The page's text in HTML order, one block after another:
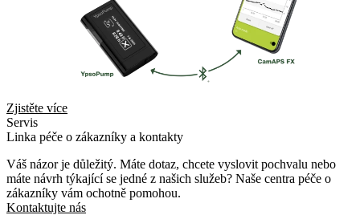
Zjistěte více
Servis
Linka péče o zákazníky a kontakty
Váš názor je důležitý. Máte dotaz, chcete vyslovit pochvalu nebo
máte návrh týkající se jedné z našich služeb? Naše centra péče o
zákazníky vám ochotně pomohou.
Kontaktujte nás